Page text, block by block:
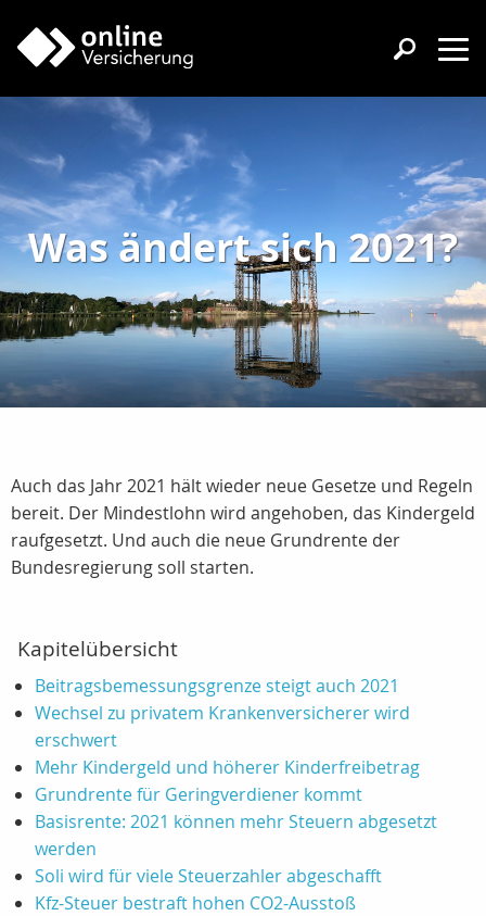
Was ändert sich 2021?
Auch das Jahr 2021 hält wieder neue Gesetze und Regeln
bereit. Der Mindestlohn wird angehoben, das Kindergeld
raufgesetzt. Und auch die neue Grundrente der
Bundesregierung soll starten.
Kapitelübersicht
Beitragsbemessungsgrenze steigt auch 2021
Wechsel zu privatem Krankenversicherer wird
erschwert
Mehr Kindergeld und höherer Kinderfreibetrag
Grundrente für Geringverdiener kommt
Basisrente: 2021 können mehr Steuern abgesetzt
werden
Soli wird für viele Steuerzahler abgeschafft
Kfz-Steuer bestraft hohen CO2-Ausstoß